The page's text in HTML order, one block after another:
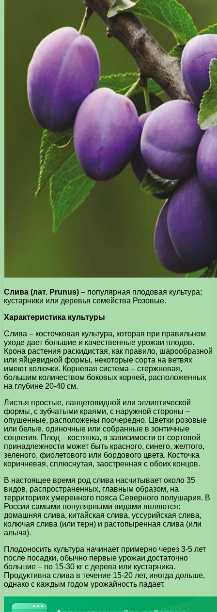
Слива (лат. Prunus) – популярная плодовая культура;
кустарники или деревья семейства Розовые.
Характеристика культуры
Слива – косточковая культура, которая при правильном
уходе дает большие и качественные урожаи плодов.
Крона растения раскидистая, как правило, шарообразной
или яйцевидной формы, некоторые сорта на ветвях
имеют колючки. Корневая система – стержневая,
большим количеством боковых корней, расположенных
на глубине 20-40 см.
Листья простые, ланцетовидной или эллиптической
формы, с зубчатыми краями, с наружной стороны –
опушенные, расположены поочередно. Цветки розовые
или белые, одиночные или собранные в зонтичные
соцветия. Плод – костянка, в зависимости от сортовой
принадлежности может быть красного, синего, желтого,
зеленого, фиолетового или бордового цвета. Косточка
коричневая, сплюснутая, заостренная с обоих концов.
В настоящее время род слива насчитывает около 35
видов, распространенных, главным образом, на
территориях умеренного пояса Северного полушария. В
России самыми популярными видами являются:
домашняя слива, китайская слива, уссурийская слива,
колючая слива (или терн) и растопыренная слива (или
алыча).
Плодоносить культура начинает примерно через 3-5 лет
после посадки, обычно первые урожаи достаточно
большие – по 15-30 кг с дерева или кустарника.
Продуктивна слива в течение 15-20 лет, иногда дольше,
однако с каждым годом урожайность падает.